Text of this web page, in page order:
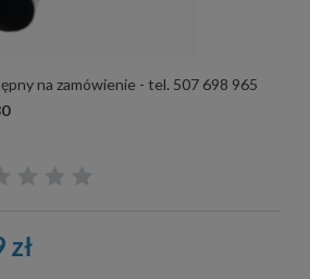
na zamówienie - tel. 507 698 965
zł